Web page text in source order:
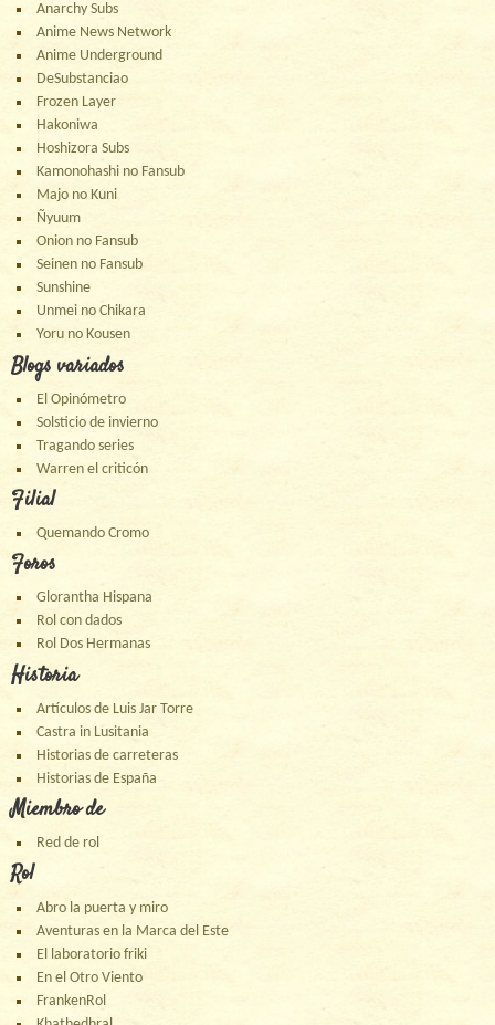
Anarchy Subs
Anime News Network
Anime Underground
DeSubstanciao
Frozen Layer
Hakoniwa
Hoshizora Subs
Kamonohashi no Fansub
Majo no Kuni
Ñyuum
Onion no Fansub
Seinen no Fansub
Sunshine
Unmei no Chikara
Yoru no Kousen
Blogs variados
El Opinómetro
Solsticio de invierno
Tragando series
Warren el criticón
Filial
Quemando Cromo
Foros
Glorantha Hispana
Rol con dados
Rol Dos Hermanas
Historia
Artículos de Luis Jar Torre
Castra in Lusitania
Historias de carreteras
Historias de España
Miembro de
Red de rol
Rol
Abro la puerta y miro
Aventuras en la Marca del Este
El laboratorio friki
En el Otro Viento
FrankenRol